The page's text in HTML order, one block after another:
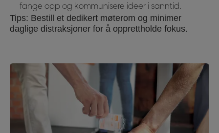
fange opp og kommunisere ideer i sanntid.
Tips: Bestill et dedikert møterom og minimer
daglige distraksjoner for å opprettholde fokus.